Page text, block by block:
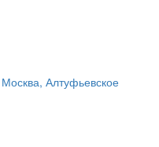
Москва, Алтуфьевское